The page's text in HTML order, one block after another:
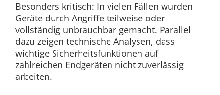
Besonders kritisch: In vielen Fällen wurden
Geräte durch Angriffe teilweise oder
vollständig unbrauchbar gemacht. Parallel
dazu zeigen technische Analysen, dass
wichtige Sicherheitsfunktionen auf
zahlreichen Endgeräten nicht zuverlässig
arbeiten.